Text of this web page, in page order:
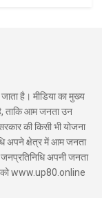
है। मीडिया का मुख्य
ताकि आम जनता उन
की किसी भी योजना
अपने क्षेत्र में आम जनता
अपनी जनता
www.up80.online